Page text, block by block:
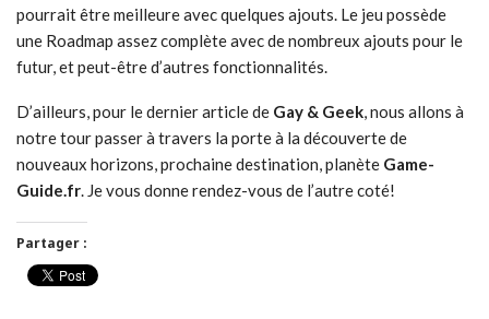
pourrait être meilleure avec quelques ajouts. Le jeu possède
une Roadmap assez complète avec de nombreux ajouts pour le
futur, et peut-être d’autres fonctionnalités.
D’ailleurs, pour le dernier article de Gay & Geek, nous allons à
notre tour passer à travers la porte à la découverte de
nouveaux horizons, prochaine destination, planète Game-
Guide.fr. Je vous donne rendez-vous de l’autre coté!
Partager :